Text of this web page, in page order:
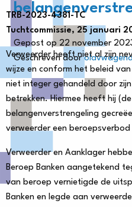
Uitspraken
Over het tuchtrecht
Organisatie
Nieuws
Tuchtcommissie banken
Commissie van Beroep
Gepost op 22 november
Geschreven door
TRB-2023-4381-TC
Tuchtcommissie, 25 januari
Verweerder heeft niet al zijn
wijze en conform het beleid
niet integer gehandeld door zijn
betrekken. Hiermee heeft hij
belangenverstrengeling
verweerder een
Verweerder en Aanklager
Beroep Banken aangetekend
van beroep vernietigde de
Banken en legde aan